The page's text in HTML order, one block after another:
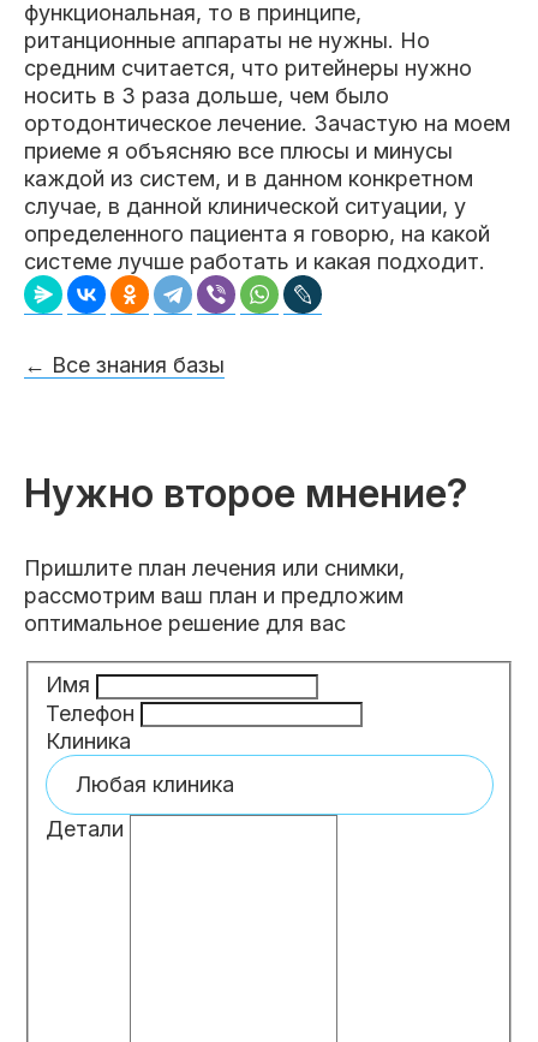
функциональная, то в принципе,
ританционные аппараты не нужны. Но
средним считается, что ритейнеры нужно
носить в 3 раза дольше, чем было
ортодонтическое лечение. Зачастую на моем
приеме я объясняю все плюсы и минусы
каждой из систем, и в данном конкретном
случае, в данной клинической ситуации, у
определенного пациента я говорю, на какой
системе лучше работать и какая подходит.
← Все знания базы
Нужно второе мнение?
Пришлите план лечения или снимки,
рассмотрим ваш план и предложим
оптимальное решение для вас
Имя
Телефон
Клиника
Детали